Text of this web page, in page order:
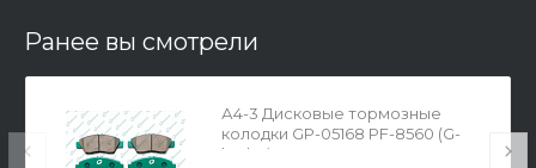
Ранее вы смотрели
А4-3 Дисковые тормозные
колодки GP-05168 PF-8560 (G-
brake)